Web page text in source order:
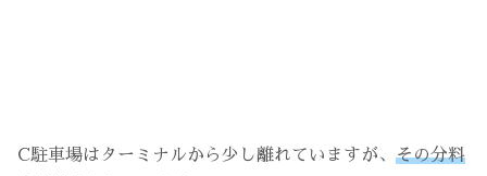
C駐車場はターミナルから少し離れていますが、 その分料